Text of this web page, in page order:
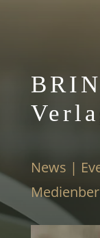
News |